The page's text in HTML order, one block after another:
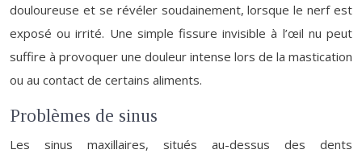
douloureuse et se révéler soudainement, lorsque le nerf est
exposé ou irrité. Une simple fissure invisible à l’œil nu peut
suffire à provoquer une douleur intense lors de la mastication
ou au contact de certains aliments.
Problèmes de sinus
Les sinus maxillaires, situés au-dessus des dents